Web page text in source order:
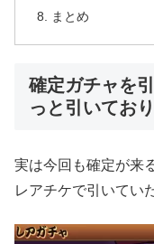
まとめ
確定ガチャを
っと引いてお
実は今回も確定が来
レアチケで引いてい